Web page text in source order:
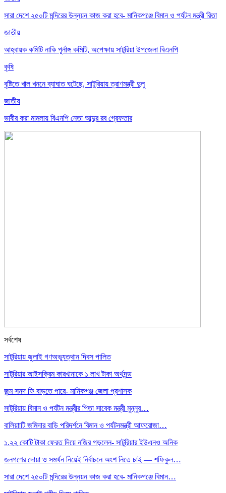
সারা দেশে ২৫০টি মন্দিরের উন্নয়ন কাজ করা হবে- মানিকগঞ্জে বিমান ও পর্যটন মন্ত্রী রিতা
জাতীয়
আহ্বায়ক কমিটি নাকি পূর্নাঙ্গ কমিটি, অপেক্ষায় সাটুরিয়া উপজেলা বিএনপি
কৃষি
বৃষ্টিতে খাল খননে ব্যাঘাত ঘটেছে, সাটুরিয়ায় ত্রাণমন্ত্রী দুলু
জাতীয়
ভাবীর করা মামলায় বিএনপি নেতা আব্দুর রব গ্রেফতার
সর্বশেষ
সাটুরিয়ায় জুলাই গণঅভ্যুত্থান দিবস পালিত
সাটুরিয়ার আইসক্রিম কারখানাকে ১ লাখ টাকা অর্থদন্ড
জন্ম সনদ ফি বাড়তে পারে- মানিকগঞ্জ জেলা প্রশাসক
সাটুরিয়ায় বিমান ও পর্যটন মন্ত্রীর পিতা সাবেক মন্ত্রী মুন্নুর…
বালিয়াাটি জমিদার বাড়ি পরিদর্শনে বিমান ও পর্যটনমন্ত্রী আফরোজা…
১.২২ কোটি টাকা ফেরত দিয়ে নজির গড়লেন- সাটুরিয়ার ইউএনও অনিক
জনগণের দোয়া ও সমর্থন নিয়েই নির্বাচনে অংশ নিতে চাই — শফিকুল…
সারা দেশে ২৫০টি মন্দিরের উন্নয়ন কাজ করা হবে- মানিকগঞ্জে বিমান…